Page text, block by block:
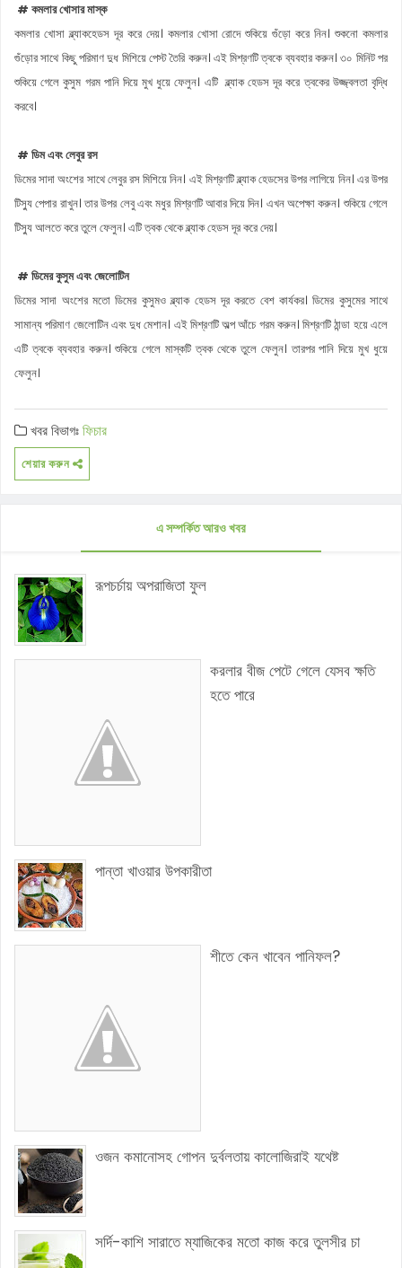
# কমলার খোসার মাস্ক
কমলার খোসা ব্ল্যাকহেডস দূর করে দেয়। কমলার খোসা রোদে শুকিয়ে গুঁড়ো করে নিন। শুকনো কমলার
গুঁড়োর সাথে কিছু পরিমাণ দুধ মিশিয়ে পেস্ট তৈরি করুন। এই মিশ্রণটি ত্বকে ব্যবহার করুন। ৩০ মিনিট পর
শুকিয়ে গেলে কুসুম গরম পানি দিয়ে মুখ ধুয়ে ফেলুন। এটি ব্ল্যাক হেডস দূর করে ত্বকের উজ্জ্বলতা বৃদ্ধি
করবে।
# ডিম এবং লেবুর রস
ডিমের সাদা অংশের সাথে লেবুর রস মিশিয়ে নিন। এই মিশ্রণটি ব্ল্যাক হেডসের উপর লাগিয়ে নিন। এর উপর
টিস্যু পেপার রাখুন। তার উপর লেবু এবং মধুর মিশ্রণটি আবার দিয়ে দিন। এখন অপেক্ষা করুন। শুকিয়ে গেলে
টিস্যু আলতে করে তুলে ফেলুন। এটি ত্বক থেকে ব্ল্যাক হেডস দূর করে দেয়।
# ডিমের কুসুম এবং জেলোটিন
ডিমের সাদা অংশের মতো ডিমের কুসুমও ব্ল্যাক হেডস দূর করতে বেশ কার্যকর। ডিমের কুসুমের সাথে
সামান্য পরিমাণ জেলোটিন এবং দুধ মেশান। এই মিশ্রণটি অল্প আঁচে গরম করুন। মিশ্রণটি ঠান্ডা হয়ে এলে
এটি ত্বকে ব্যবহার করুন। শুকিয়ে গেলে মাস্কটি ত্বক থেকে তুলে ফেলুন। তারপর পানি দিয়ে মুখ ধুয়ে
ফেলুন।
খবর বিভাগঃফিচার
শেয়ার করুন
এ সম্পর্কিত আরও খবর
রূপচর্চায় অপরাজিতা ফুল
করলার বীজ পেটে গেলে যেসব ক্ষতি
হতে পারে
পান্তা খাওয়ার উপকারীতা
শীতে কেন খাবেন পানিফল?
ওজন কমানোসহ গোপন দুর্বলতায় কালোজিরাই যথেষ্ট
সর্দি-কাশি সারাতে ম্যাজিকের মতো কাজ করে তুলসীর চা